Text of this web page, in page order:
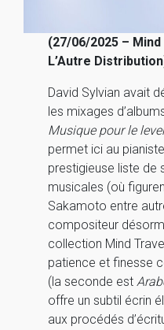
(27/06/2025 –
L’Autre
David Sylvian avait
les mixages
Musique pour le
permet ici au
prestigieuse liste de
musicales (où
Sakamoto entre
compositeur
collection Mind
patience et finesse
(la seconde est
offre un subtil écrin
aux procédés